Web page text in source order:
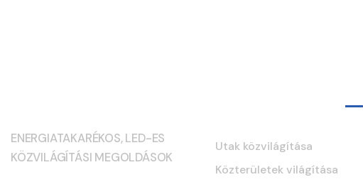
ENERGIATAKARÉKOS, LED-ES
KÖZVILÁGÍTÁSI MEGOLDÁSOK
Utak közvilágítása
Közterületek világítása